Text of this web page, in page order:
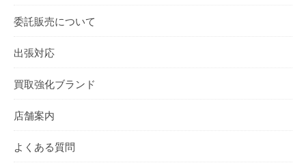
委託販売について
出張対応
買取強化ブランド
店舗案内
よくある質問